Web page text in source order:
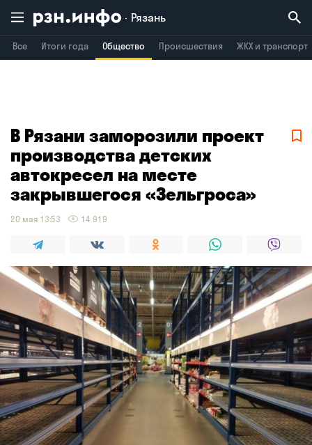
Рязань
Все Итоги года Общество Происшествия ЖКХ и транспорт
Воронеж Брянск
В Рязани заморозили проект
производства детских
автокресел на месте
закрывшегося «Зельгроса»
20 мая 13:53 14 919